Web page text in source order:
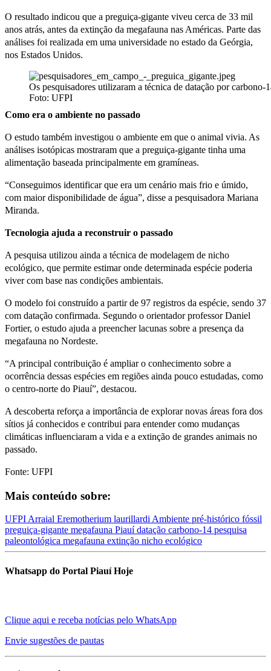
O resultado indicou que a preguiça-gigante viveu cerca de 33 mil
anos atrás, antes da extinção da megafauna nas Américas. Parte das
análises foi realizada em uma universidade no estado da Geórgia,
nos Estados Unidos.
Os pesquisadores utilizaram a técnica de datação por carbono-
Foto: UFPI
Como era o ambiente no passado
O estudo também investigou o ambiente em que o animal vivia. As
análises isotópicas mostraram que a preguiça-gigante tinha uma
alimentação baseada principalmente em gramíneas.
“Conseguimos identificar que era um cenário mais frio e úmido,
com maior disponibilidade de água”, disse a pesquisadora Mariana
Miranda.
Tecnologia ajuda a reconstruir o passado
A pesquisa utilizou ainda a técnica de modelagem de nicho
ecológico, que permite estimar onde determinada espécie poderia
viver com base nas condições ambientais.
O modelo foi construído a partir de 97 registros da espécie, sendo 37
com datação confirmada. Segundo o orientador professor Daniel
Fortier, o estudo ajuda a preencher lacunas sobre a presença da
megafauna no Nordeste.
“A principal contribuição é ampliar o conhecimento sobre a
ocorrência dessas espécies em regiões ainda pouco estudadas, como
o centro-norte do Piauí”, destacou.
A descoberta reforça a importância de explorar novas áreas fora dos
sítios já conhecidos e contribui para entender como mudanças
climáticas influenciaram a vida e a extinção de grandes animais no
passado.
Fonte: UFPI
Mais conteúdo sobre:
UFPI Arraial Eremotherium laurillardi Ambiente pré-histórico fóssil
preguiça-gigante megafauna Piauídatação carbono-14 pesquisa
paleontológica megafauna extinção nicho ecológico
Whatsapp do Portal Piauí Hoje
Clique aqui e receba notícias pelo WhatsApp
Envie sugestões de pautas